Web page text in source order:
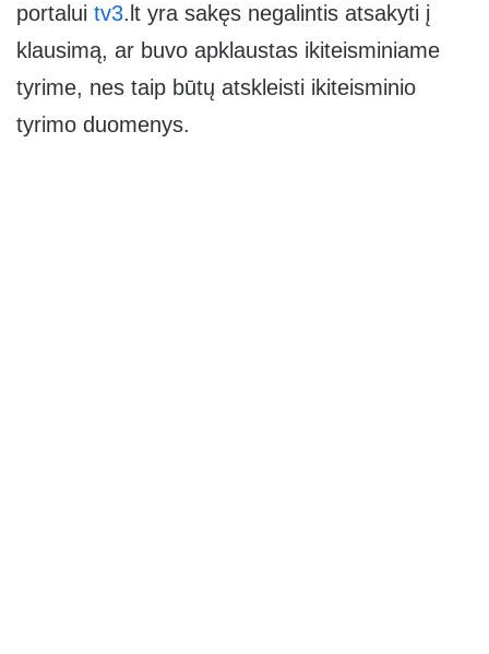
portalui tv3.lt yra sakęs negalintis atsakyti į
klausimą, ar buvo apklaustas ikiteisminiame
tyrime, nes taip būtų atskleisti ikiteisminio
tyrimo duomenys.